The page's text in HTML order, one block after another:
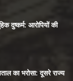
दुष्कर्म: आरोपियों की
का भरोसा: दूसरे राज्य